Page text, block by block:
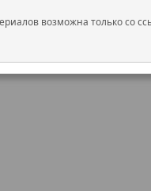
возможна только со